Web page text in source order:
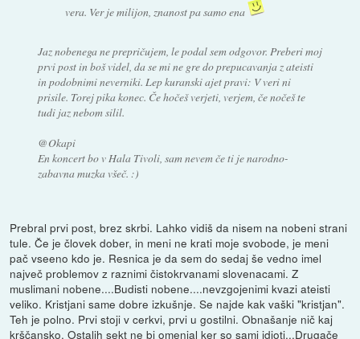
vera. Ver je milijon, znanost pa samo ena
Jaz nobenega ne prepričujem, le podal sem odgovor. Preberi moj
prvi post in boš videl, da se mi ne gre do prepucavanja z ateisti
in podobnimi neverniki. Lep kuranski ajet pravi: V veri ni
prisile. Torej pika konec. Če hočeš verjeti, verjem, če nočeš te
tudi jaz nebom silil.
@Okapi
En koncert bo v Hala Tivoli, sam nevem če ti je narodno-
zabavna muzka všeč. :)
Prebral prvi post, brez skrbi. Lahko vidiš da nisem na nobeni strani
tule. Če je človek dober, in meni ne krati moje svobode, je meni
pač vseeno kdo je. Resnica je da sem do sedaj še vedno imel
največ problemov z raznimi čistokrvanami slovenacami. Z
muslimani nobene....Budisti nobene....nevzgojenimi kvazi ateisti
veliko. Kristjani same dobre izkušnje. Se najde kak vaški "kristjan".
Teh je polno. Prvi stoji v cerkvi, prvi u gostilni. Obnašanje nič kaj
krščansko. Ostalih sekt ne bi omenjal ker so sami idioti...Drugače